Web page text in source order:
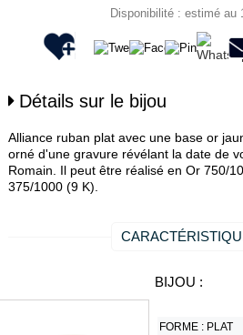
Disponibilité : estimé au
Détails sur le bijou
Alliance ruban plat avec une base or
orné d'une gravure révélant la date de
Romain. Il peut être réalisé en Or 750/
375/1000 (9 K).
BIJOU :
FORME : PLAT